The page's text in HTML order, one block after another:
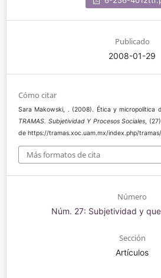
Publicado
2008-01-29
Cómo citar
Sara Makowski, . (2008). Ética y micropolítica
TRAMAS. Subjetividad Y Procesos Sociales,
de https://tramas.xoc.uam.mx/index.php/
Más formatos de cita
Número
Núm. 27: Subjetividad y
Sección
Artículos